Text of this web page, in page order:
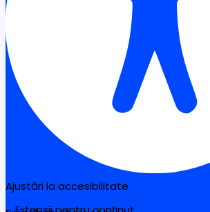
Ajustări la accesibilitate